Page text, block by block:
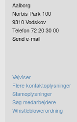
Aalborg
Norbis Park 100
9310Vodskov
Telefon 72 20 30 00
Send e-mail
Vejviser
Flere kontaktoplysninger
Stamoplysninger
Søg medarbejdere
Whistleblowerordning